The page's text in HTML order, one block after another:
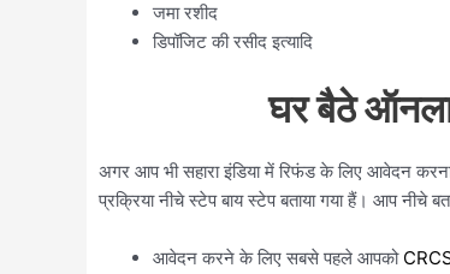
जमा रशीद
डिपॉजिट की रसीद इत्यादि
घर बैठे
अगर आप भी सहारा इंडिया में रिफंड के लिए आवेदन
प्रक्रिया नीचे स्टेप बाय स्टेप बताया गया हैं। आप
आवेदन करने के लिए सबसे पहले आपको